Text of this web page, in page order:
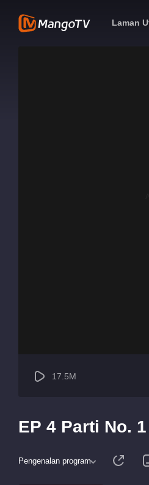
Laman
17.5M
EP 4 Parti No.
Pengenalan program